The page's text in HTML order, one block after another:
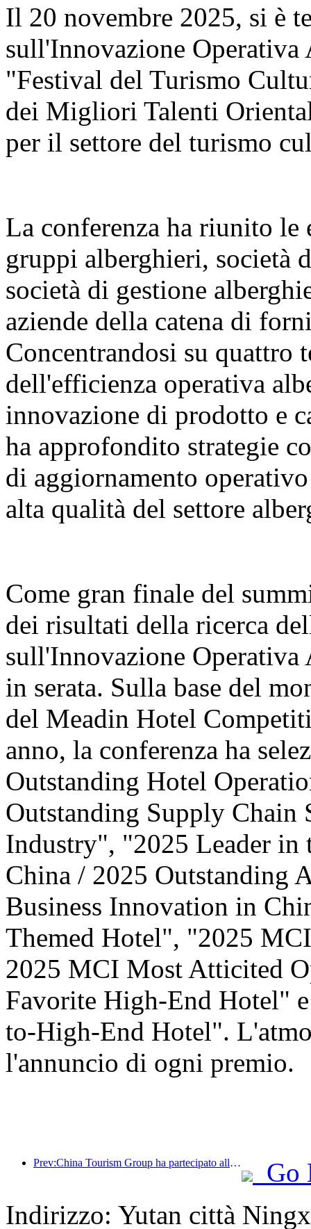
Il 20 novembre 2025, si è
sull'Innovazione
"Festival del Turismo
dei Migliori Talenti
per il settore del turismo
La conferenza ha riunito
gruppi alberghieri, società
società di gestione
aziende della catena di
Concentrandosi su
dell'efficienza operativa
innovazione di prodotto e
ha approfondito strategie
di aggiornamento
alta qualità del settore
Come gran finale del
dei risultati della ricerca
sull'Innovazione Operativa
in serata. Sulla base del
del Meadin Hotel
anno, la conferenza ha
Outstanding Hotel
Outstanding Supply Chain
Industry", "2025 Leader
China / 2025 Outstanding
Business Innovation in
Themed Hotel", "2025
2025 MCI Most Atticited
Favorite High-End Hotel"
to-High-End Hotel".
l'annuncio di ogni premio.
Prev:China Tourism Group ha partecipato alla China International Import Expo per otto anni consecutivi, firmando contratti per un valore di oltre 1 miliardo di dollari.
Go
Indirizzo: Yutan città